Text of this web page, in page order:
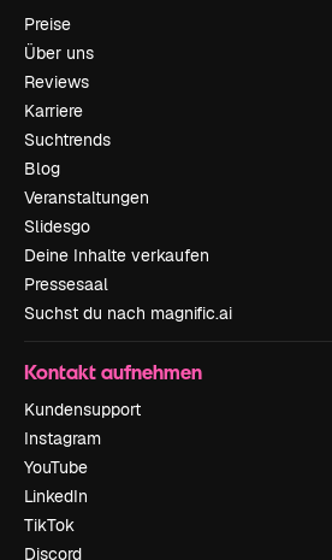
Preise
Über uns
Reviews
Karriere
Suchtrends
Blog
Veranstaltungen
Slidesgo
Deine Inhalte verkaufen
Pressesaal
Suchst du nach magnific.ai
Kontakt aufnehmen
Kundensupport
Instagram
YouTube
LinkedIn
TikTok
Discord